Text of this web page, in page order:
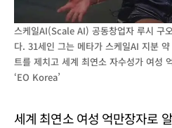
스케일AI(Scale AI) 공동창업자 루시 구
다. 31세인 그는 메타가 스케일AI 지분
트를 제치고 세계 최연소 자수성가 여성
‘EO Korea’
세계 최연소 여성 억만장자로